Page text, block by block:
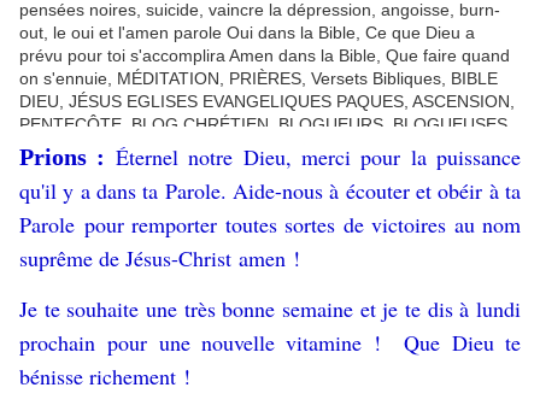
Prions : Éternel notre Dieu, merci pour la puissance
qu'il y a dans ta Parole. Aide-nous à écouter et obéir à ta
Parole pour remporter toutes sortes de victoires au nom
suprême de Jésus-Christ amen !
Je te souhaite une très bonne semaine et je te dis à lundi
prochain pour une nouvelle vitamine ! Que Dieu te
bénisse richement !